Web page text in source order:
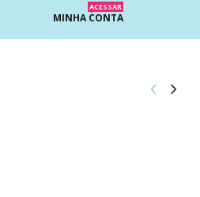
MINHA CONTA
ACESSAR